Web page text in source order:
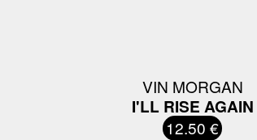
VIN MORGAN
I'LL RISE AGAIN
12.50 €